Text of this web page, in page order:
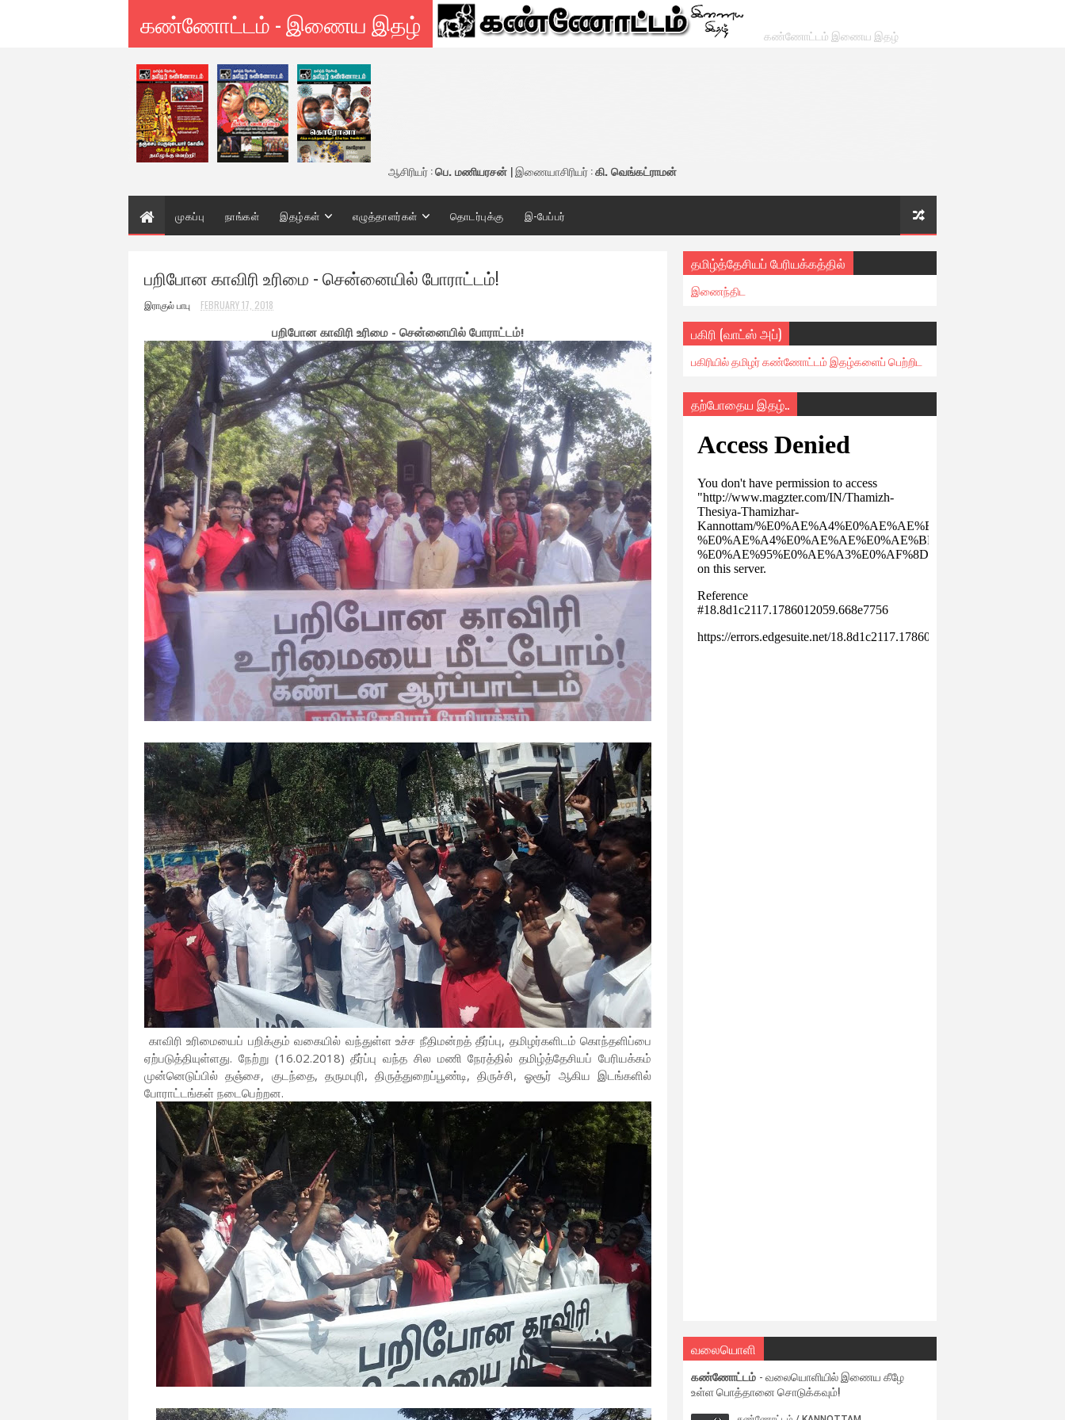
கண்ணோட்டம் - இணைய இதழ் கண்ணோட்டம் இணைய இதழ்
ஆசிரியர் :பெ. மணியரசன் | இணையாசிரியர் :கி. வெங்கட்ராமன்
முகப்பு நாங்கள் இதழ்கள் எழுத்தாளர்கள் தொடர்புக்கு இ-பேப்பர்
பறிபோன காவிரி உரிமை - சென்னையில் போராட்டம்!
இராகுல் பாபு FEBRUARY 17, 2018
பறிபோன காவிரி உரிமை - சென்னையில் போராட்டம்!
காவிரி உரிமையைப் பறிக்கும் வகையில் வந்துள்ள உச்ச நீதிமன்றத் தீர்ப்பு, தமிழர்களிடம் கொந்தளிப்பை
ஏற்படுத்தியுள்ளது. நேற்று (16.02.2018) தீர்ப்பு வந்த சில மணி நேரத்தில் தமிழ்த்தேசியப் பேரியக்கம்
முன்னெடுப்பில் தஞ்சை, குடந்தை, தருமபுரி, திருத்துறைப்பூண்டி, திருச்சி, ஓசூர் ஆகிய இடங்களில்
போராட்டங்கள் நடைபெற்றன.
தமிழ்த்தேசியப் பேரியக்கத்தில்
இணைந்திட
பகிரி (வாட்ஸ் அப்)
பகிரியில் தமிழர் கண்ணோட்டம் இதழ்களைப் பெற்றிட
தற்போதைய இதழ்..
வலையொளி
கண்ணோட்டம் - வலையொளியில் இணைய கீழே
உள்ள பொத்தானை சொடுக்கவும்!